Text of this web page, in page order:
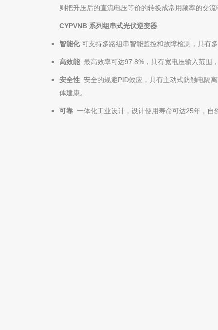
则把升压后的直流电压等价的转换成常用频率的交流
CYPVNB 系列组串式光伏逆变器
智能化可支持多路组串智能监控和故障检测，具有
高效能 最高效率可达97.8%，具有宽电压输入范围
安全性 安全的规避PID效应，具有主动式防触电隔
体建康。
可靠 一体化工业设计，设计使用寿命可达25年，